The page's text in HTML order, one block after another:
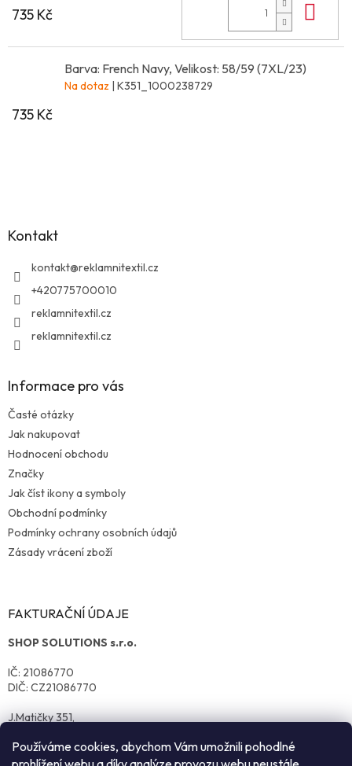
Používáme cookies, abychom Vám umožnili pohodlné
735 Kč
Barva: French Navy, Velikost: 58/59 (7XL/23)
Na dotaz | K351_1000238729
735 Kč
Kontakt
kontakt@reklamnitextil.cz
+420775700010
reklamnitextil.cz
reklamnitextil.cz
Informace pro vás
Časté otázky
Jak nakupovat
Hodnocení obchodu
Značky
Jak číst ikony a symboly
Obchodní podmínky
Podmínky ochrany osobních údajů
Zásady vrácení zboží
FAKTURAČNÍ ÚDAJE
SHOP SOLUTIONS s.r.o.
IČ: 21086770
DIČ: CZ21086770
J.Matičky 351,